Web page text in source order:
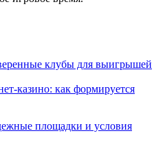
клубы для выигрышей
казино: как формируется
площадки и условия